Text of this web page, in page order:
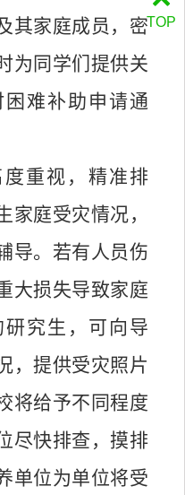
其家庭成员，密
为同学们提供关
难补助申请通
度重视，精准排
家庭受灾情况，
导。若有人员伤
大损失导致家庭
研究生 ，可向 导
，提供受灾照片
将给予不同程度
尽快排查，摸排
单位为单位将受
TOP